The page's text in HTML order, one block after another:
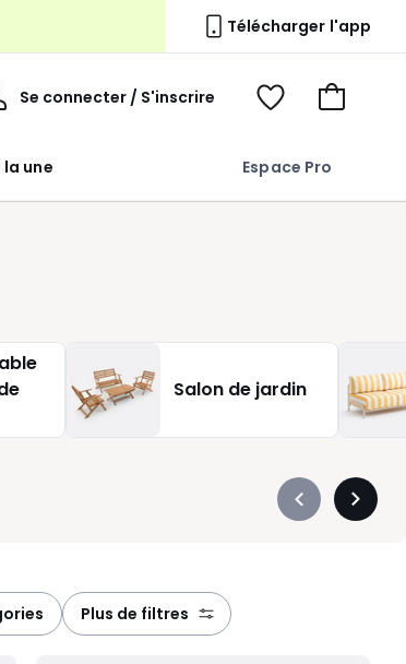
Télécharger l'app
la une Espace Pro
Se connecter / S'inscrire
Mon
Voir
Voir
Salon de jardin
Précédent
plus de filtres